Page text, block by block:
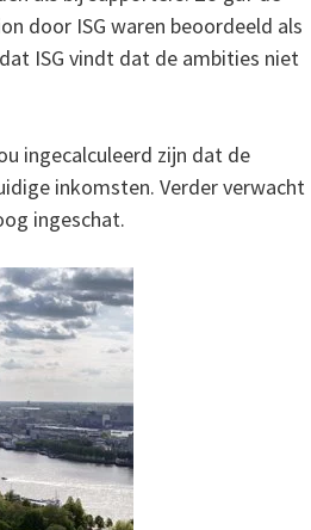
door ISG waren beoordeeld als
ISG vindt dat de ambities niet
ingecalculeerd zijn dat de
inkomsten. Verder verwacht
ingeschat.